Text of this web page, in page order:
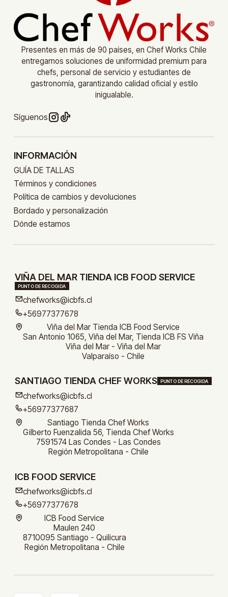
Presentes en más de 90 países, en Chef Works Chile
entregamos soluciones de uniformidad premium para
chefs, personal de servicio y estudiantes de
gastronomía, garantizando calidad oficial y estilo
inigualable.
Síguenos
INFORMACIÓN
GUÍA DE TALLAS
Términos y condiciones
Política de cambios y devoluciones
Bordado y personalización
Dónde estamos
VIÑA DEL MAR TIENDA ICB FOOD SERVICE
PUNTO DE RECOGIDA
chefworks@icbfs.cl
+56977377678
Viña del Mar Tienda ICB Food Service
San Antonio 1065, Viña del Mar, Tienda ICB FS Viña
Viña del Mar - Viña del Mar
Valparaíso - Chile
SANTIAGO TIENDA CHEF WORKS PUNTO DE RECOGIDA
chefworks@icbfs.cl
+56977377687
Santiago Tienda Chef Works
Gilberto Fuenzalida 56, Tienda Chef Works
7591574 Las Condes - Las Condes
Región Metropolitana - Chile
ICB FOOD SERVICE
chefworks@icbfs.cl
+56977377678
ICB Food Service
Maulen 240
8710095 Santiago - Quilicura
Región Metropolitana - Chile